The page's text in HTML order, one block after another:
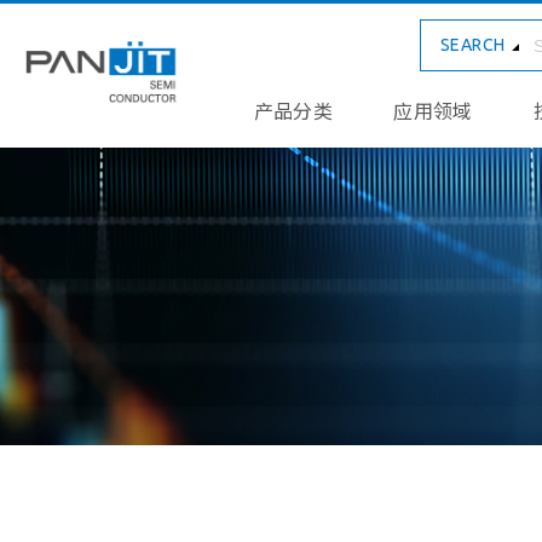
SEARCH
产品分类 应用领域